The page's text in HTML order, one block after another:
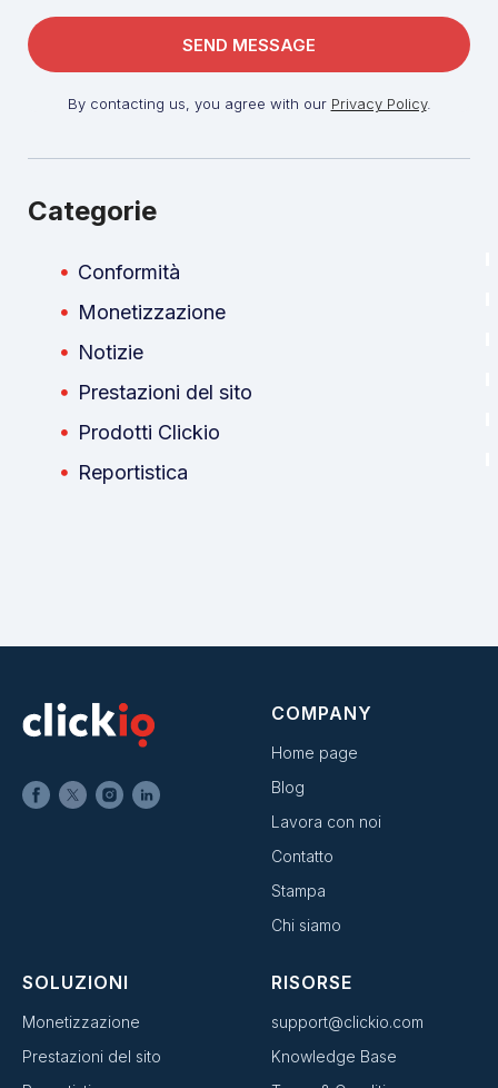
By contacting us, you agree with our Privacy Policy.
Categorie
Conformità
Monetizzazione
Notizie
Prestazioni del sito
Prodotti Clickio
Reportistica
COMPANY
Home page
Blog
Lavora con noi
Contatto
Stampa
Chi siamo
SOLUZIONI
Monetizzazione
Prestazioni del sito
RISORSE
support@clickio.com
Knowledge Base